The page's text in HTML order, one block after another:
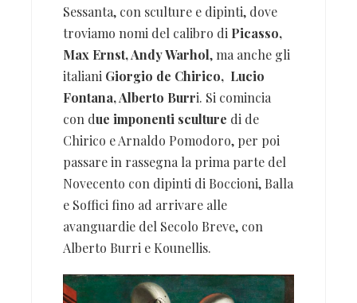
Sessanta, con sculture e dipinti, dove
troviamo nomi del calibro di Picasso,
Max Ernst, Andy Warhol, ma anche gli
italiani Giorgio de Chirico, Lucio
Fontana, Alberto Burri. Si comincia
con due imponenti sculture di de
Chirico e Arnaldo Pomodoro, per poi
passare in rassegna la prima parte del
Novecento con dipinti di Boccioni, Balla
e Soffici fino ad arrivare alle
avanguardie del Secolo Breve, con
Alberto Burri e Kounellis.